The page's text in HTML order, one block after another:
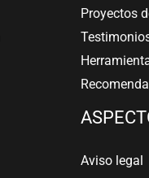
Proyectos
Aviso legal